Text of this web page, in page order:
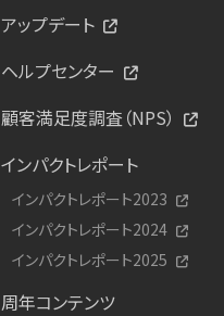
アップデート
ヘルプセンター
顧客満足度調査（NPS）
インパクトレポート
インパクトレポート2023
インパクトレポート2024
インパクトレポート2025
周年コンテンツ